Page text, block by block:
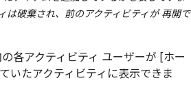
は破棄され、前のアクティビティが 再開で
各アクティビティ ユーザーが [ホー
いたアクティビティに表示できま